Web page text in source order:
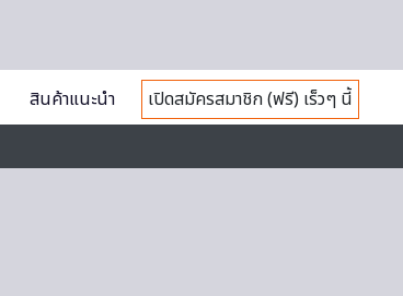
สินค้าแนะนำ
เปิดสมัครสมาชิก (ฟรี) เร็วๆ นี้